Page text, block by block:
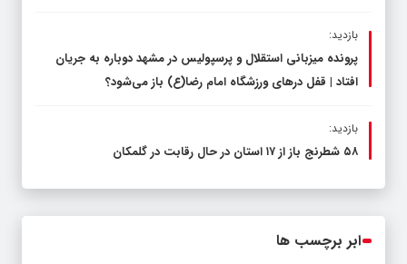
بازدید:
پرونده میزبانی استقلال و پرسپولیس در مشهد دوباره به جریان
افتاد | قفل در‌های ورزشگاه امام رضا(ع) باز می‌شود؟
بازدید:
۵۸ شطرنج‌ باز از ۱۷ استان در حال رقابت در گلمکان
ابر برچسب ها